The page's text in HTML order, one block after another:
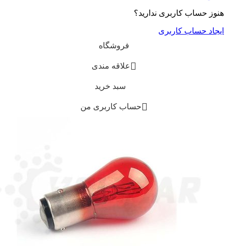
هنوز حساب کاربری ندارید؟
ایجاد حساب کاربری
فروشگاه
علاقه مندی
سبد خرید
حساب کاربری من